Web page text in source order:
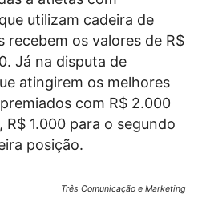
utilizam cadeira de
recebem os valores de R$
Já na disputa de
atingirem os melhores
com R$ 2.000
1.000 para o segundo
posição.
Três Comunicação e Marketing